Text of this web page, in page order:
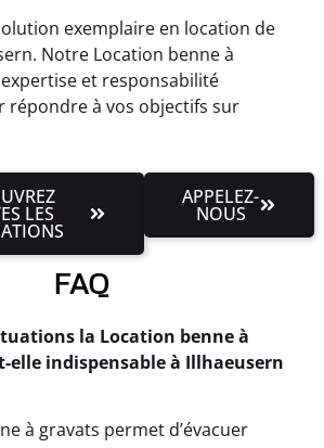
exemplaire en location de
Notre Location benne à
et responsabilité
répondre à vos objectifs sur
LES
APPELEZ-
NOUS
FAQ
la Location benne à
elle indispensable à Illhaeusern
à gravats permet d’évacuer